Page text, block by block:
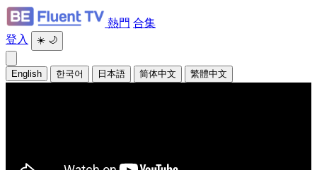
熱門 合集
登入
☀️ 🌙
English 한국어 日本語 简体中文 繁體中文